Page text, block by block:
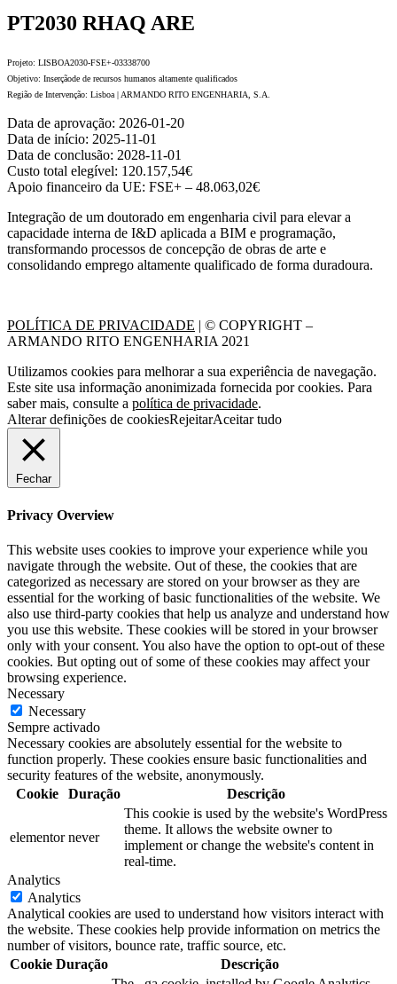
PT2030 RHAQ ARE
Projeto: LISBOA2030-FSE+-03338700
Objetivo: Inserçãode de recursos humanos altamente qualificados
Região de Intervenção: Lisboa | ARMANDO RITO ENGENHARIA, S.A.
Data de aprovação: 2026-01-20
Data de início: 2025-11-01
Data de conclusão: 2028-11-01
Custo total elegível: 120.157,54€
Apoio financeiro da UE: FSE+ – 48.063,02€
Integração de um doutorado em engenharia civil para elevar a
capacidade interna de I&D aplicada a BIM e programação,
transformando processos de concepção de obras de arte e
consolidando emprego altamente qualificado de forma duradoura.
POLÍTICA DE PRIVACIDADE | © COPYRIGHT –
ARMANDO RITO ENGENHARIA 2021
Utilizamos cookies para melhorar a sua experiência de navegação.
Este site usa informação anonimizada fornecida por cookies. Para
saber mais, consulte a política de privacidade.
Alterar definições de cookiesRejeitarAceitar tudo
Fechar
Privacy Overview
This website uses cookies to improve your experience while you
navigate through the website. Out of these, the cookies that are
categorized as necessary are stored on your browser as they are
essential for the working of basic functionalities of the website. We
also use third-party cookies that help us analyze and understand how
you use this website. These cookies will be stored in your browser
only with your consent. You also have the option to opt-out of these
cookies. But opting out of some of these cookies may affect your
browsing experience.
Necessary
Necessary
Sempre activado
Necessary cookies are absolutely essential for the website to
function properly. These cookies ensure basic functionalities and
security features of the website, anonymously.
Cookie
Duração Descrição
elementor never
This cookie is used by the website's WordPress
theme. It allows the website owner to
implement or change the website's content in
real-time.
Analytics
Analytics
Analytical cookies are used to understand how visitors interact with
the website. These cookies help provide information on metrics the
number of visitors, bounce rate, traffic source, etc.
Cookie Duração
Descrição